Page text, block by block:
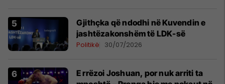
Gjithçka që ndodhi në Kuvendin e
jashtëzakonshëm të LDK-së
Politikë 30/07/2026
E rrëzoi Joshuan, por nuk arriti ta